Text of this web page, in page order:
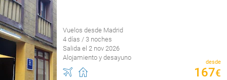
Vuelos desde Madrid
4 días / 3 noches
Salida el 2 nov 2026
Alojamiento y desayuno
desde
167€